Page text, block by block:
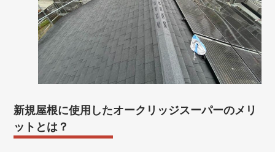
新規屋根に使用したオークリッジスーパーのメリ
ットとは？